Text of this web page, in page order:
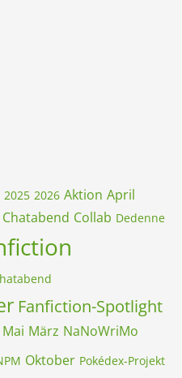
2025 2026 Aktion April
Chatabend Collab Dedenne
Fanfiction-Spotlight
Mai März NaNoWriMo
Oktober Pokédex-Projekt